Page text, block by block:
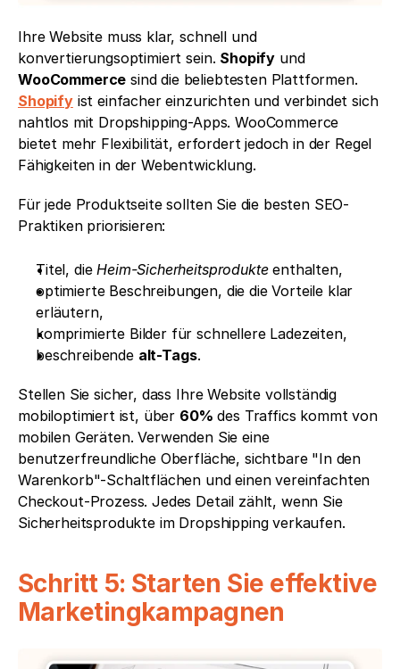
Ihre Website muss klar, schnell und
konvertierungsoptimiert sein. Shopify
und
WooCommerce
Shopify ist einfacher einzurichten und verbindet sich
nahtlos mit Dropshipping-Apps. WooCommerce
bietet mehr Flexibilität, erfordert jedoch in der Regel
Fähigkeiten in der Webentwicklung.
Für jede Produktseite sollten Sie die besten SEO-
Praktiken priorisieren:
Titel, die Heim-Sicherheitsprodukte enthalten,
optimierte Beschreibungen, die die Vorteile klar
erläutern,
komprimierte Bilder für schnellere Ladezeiten,
beschreibende alt-Tags.
Stellen Sie sicher, dass Ihre Website vollständig
mobiloptimiert ist, über 60% des Traffics kommt von
mobilen Geräten. Verwenden Sie eine
benutzerfreundliche Oberfläche, sichtbare "In den
Warenkorb"-Schaltflächen und einen vereinfachten
Checkout-Prozess. Jedes Detail zählt, wenn Sie
Sicherheitsprodukte im Dropshipping verkaufen.
Schritt 5: Starten Sie effektive
Marketingkampagnen